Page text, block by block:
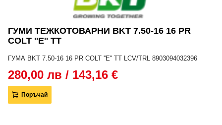
ГУМИ ТЕЖКОТОВАРНИ BKT 7.50-16 16 PR
COLT ''E'' TT
ГУМА BKT 7.50-16 16 PR COLT ''E'' TT LCV/TRL 8903094032396
280,00 лв / 143,16 €
Поръчай